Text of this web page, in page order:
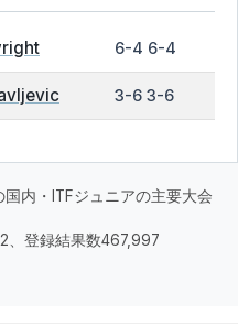
6-4 6-4
3-6 3-6
内・ITFジュニアの主要大会
、登録結果数467,997